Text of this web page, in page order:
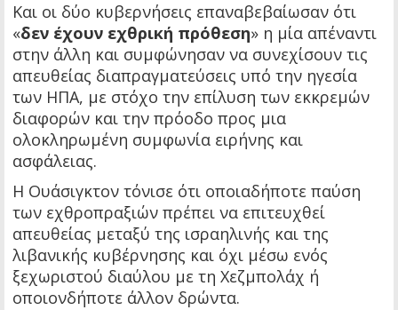
Και οι δύο κυβερνήσεις επαναβεβαίωσαν ότι
«δεν έχουν εχθρική πρόθεση» η μία απέναντι
στην άλλη και συμφώνησαν να συνεχίσουν τις
απευθείας διαπραγματεύσεις υπό την ηγεσία
των ΗΠΑ, με στόχο την επίλυση των εκκρεμών
διαφορών και την πρόοδο προς μια
ολοκληρωμένη συμφωνία ειρήνης και
ασφάλειας.
Η Ουάσιγκτον τόνισε ότι οποιαδήποτε παύση
των εχθροπραξιών πρέπει να επιτευχθεί
απευθείας μεταξύ της ισραηλινής και της
λιβανικής κυβέρνησης και όχι μέσω ενός
ξεχωριστού διαύλου με τη Χεζμπολάχ ή
οποιονδήποτε άλλον δρώντα.